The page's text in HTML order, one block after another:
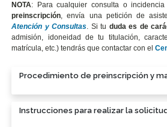
NOTA: Para cualquier consulta o
preinscripción, envía una petición de
Atención y Consultas. Si tu duda es de
admisión, idoneidad de tu titulación,
matrícula, etc.) tendrás que contactar con el
Procedimiento de preinscripción y
Instrucciones para realizar la solicitud